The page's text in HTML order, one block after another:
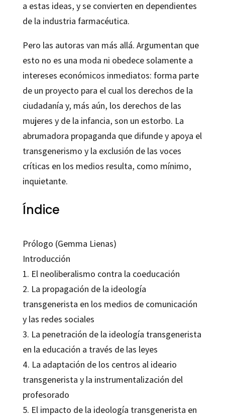
a estas ideas, y se convierten en dependientes
de la industria farmacéutica.
Pero las autoras van más allá. Argumentan que
esto no es una moda ni obedece solamente a
intereses económicos inmediatos: forma parte
de un proyecto para el cual los derechos de la
ciudadanía y, más aún, los derechos de las
mujeres y de la infancia, son un estorbo. La
abrumadora propaganda que difunde y apoya el
transgenerismo y la exclusión de las voces
críticas en los medios resulta, como mínimo,
inquietante.
Índice
Prólogo (Gemma Lienas)
Introducción
1. El neoliberalismo contra la coeducación
2. La propagación de la ideología
transgenerista en los medios de comunicación
y las redes sociales
3. La penetración de la ideología transgenerista
en la educación a través de las leyes
4. La adaptación de los centros al ideario
transgenerista y la instrumentalización del
profesorado
5. El impacto de la ideología transgenerista en